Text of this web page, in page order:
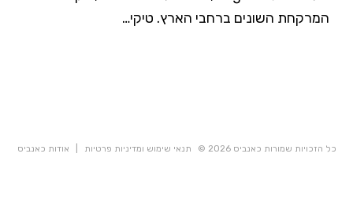
המרקחת השונים ברחבי הארץ. טיקי…
כל הזכויות שמורות כאנביס 2026 © תנאי שימוש ומדיניות פרטיות אודות כאנביס